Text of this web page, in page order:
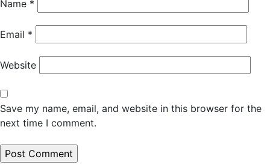
Name *
Email *
Website
Save my name, email, and website in this browser for the
next time I comment.